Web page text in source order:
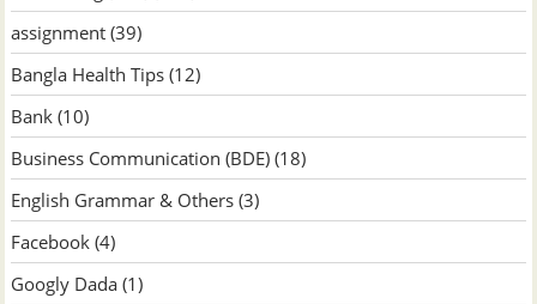
assignment (39)
Bangla Health Tips (12)
Bank (10)
Business Communication (BDE) (18)
English Grammar & Others (3)
Facebook (4)
Googly Dada (1)